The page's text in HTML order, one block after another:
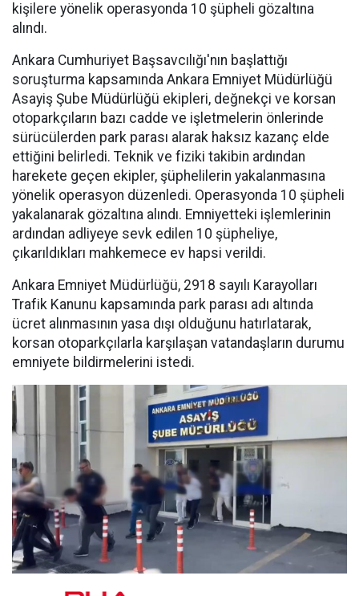
kişilere yönelik operasyonda 10 şüpheli gözaltına
alındı.
Ankara Cumhuriyet Başsavcılığı'nın başlattığı
soruşturma kapsamında Ankara Emniyet Müdürlüğü
Asayiş Şube Müdürlüğü ekipleri, değnekçi ve korsan
otoparkçıların bazı cadde ve işletmelerin önlerinde
sürücülerden park parası alarak haksız kazanç elde
ettiğini belirledi. Teknik ve fiziki takibin ardından
harekete geçen ekipler, şüphelilerin yakalanmasına
yönelik operasyon düzenledi. Operasyonda 10 şüpheli
yakalanarak gözaltına alındı. Emniyetteki işlemlerinin
ardından adliyeye sevk edilen 10 şüpheliye,
çıkarıldıkları mahkemece ev hapsi verildi.
Ankara Emniyet Müdürlüğü, 2918 sayılı Karayolları
Trafik Kanunu kapsamında park parası adı altında
ücret alınmasının yasa dışı olduğunu hatırlatarak,
korsan otoparkçılarla karşılaşan vatandaşların durumu
emniyete bildirmelerini istedi.